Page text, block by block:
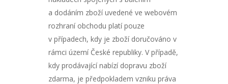
a dodáním zboží uvedené ve webovém
rozhraní obchodu platí pouze
v případech, kdy je zboží doručováno v
rámci území České republiky. V případě,
kdy prodávající nabízí dopravu zboží
zdarma, je předpokladem vzniku práva